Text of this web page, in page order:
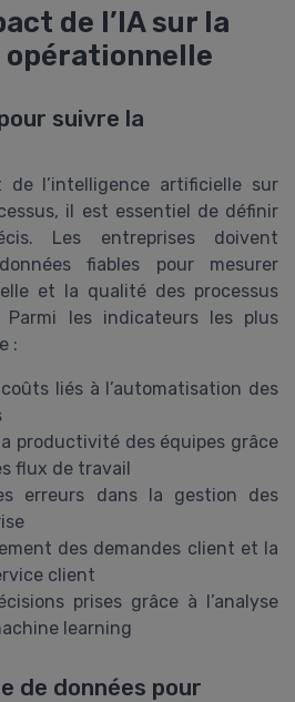
de l’IA sur la
suivre la
de l’intelligence artificielle sur
il est essentiel de définir
Les entreprises doivent
fiables pour mesurer
et la qualité des processus
Parmi les indicateurs les plus
:
liés à l’automatisation des
productivité des équipes grâce
flux de travail
erreurs dans la gestion des
des demandes client et la
client
prises grâce à l’analyse
learning
de données pour